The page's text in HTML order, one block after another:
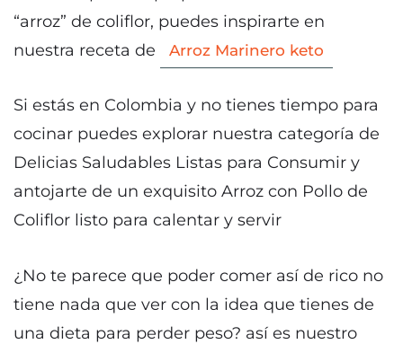
“arroz” de coliflor, puedes inspirarte en
nuestra receta de
Arroz Marinero keto
Si estás en Colombia y no tienes tiempo para
cocinar puedes explorar nuestra categoría de
Delicias Saludables Listas para Consumir y
antojarte de un exquisito Arroz con Pollo de
Coliflor listo para calentar y servir
¿No te parece que poder comer así de rico no
tiene nada que ver con la idea que tienes de
una dieta para perder peso? así es nuestro